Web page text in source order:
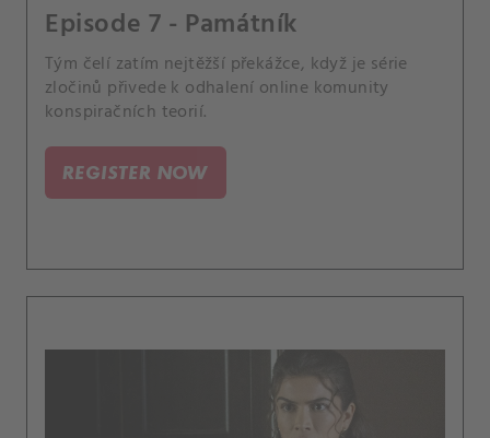
Episode 7 - Památník
Tým čelí zatím nejtěžší překážce, když je série
zločinů přivede k odhalení online komunity
konspiračních teorií.
REGISTER NOW